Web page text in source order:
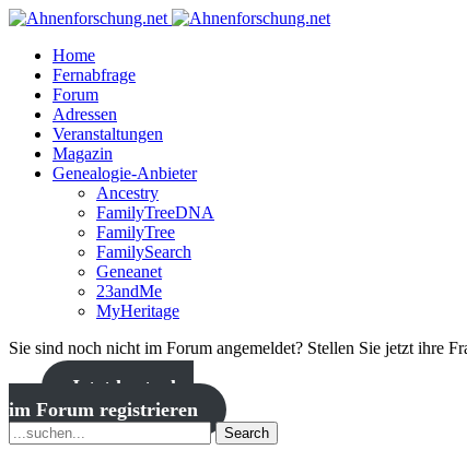
Home
Fernabfrage
Forum
Adressen
Veranstaltungen
Magazin
Genealogie-Anbieter
Ancestry
FamilyTreeDNA
FamilyTree
FamilySearch
Geneanet
23andMe
MyHeritage
Sie sind noch nicht im Forum angemeldet? Stellen Sie jetzt ihre
Jetzt kostenlos
im Forum registrieren
Search